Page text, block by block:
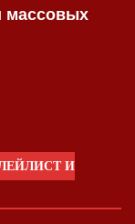
массовых
И